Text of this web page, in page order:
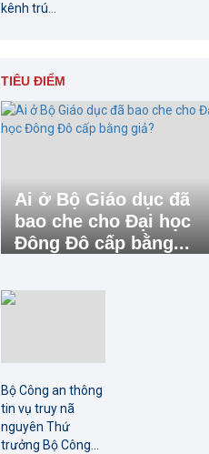
kênh trú...
TIÊU ĐIỂM
Ai ở Bộ Giáo dục đã
bao che cho Đại học
Đông Đô cấp bằng...
Bộ Công an thông
tin vụ truy nã
nguyên Thứ
trưởng Bộ Công...